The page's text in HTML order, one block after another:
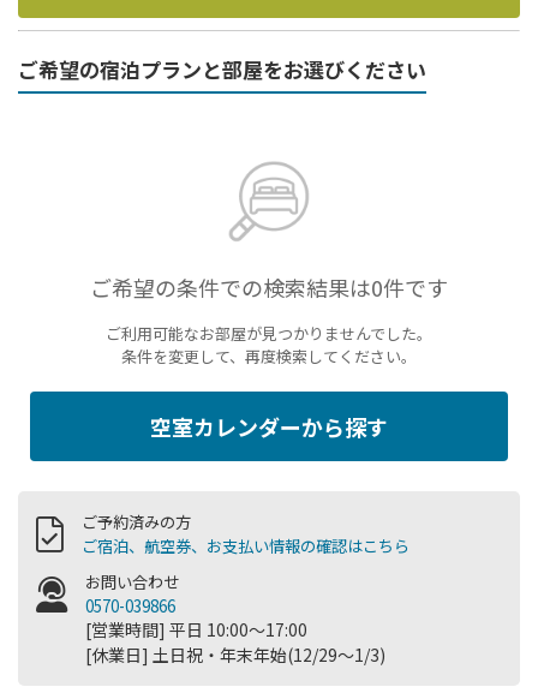
ご希望の宿泊プランと部屋をお選びください
ご希望の条件での検索結果は0件です
ご利用可能なお部屋が見つかりませんでした。
条件を変更して、再度検索してください。
空室カレンダーから探す
ご予約済みの方
ご宿泊、航空券、お支払い情報の確認はこちら
お問い合わせ
0570-039866
[営業時間] 平日 10:00～17:00
[休業日] 土日祝・年末年始(12/29～1/3)